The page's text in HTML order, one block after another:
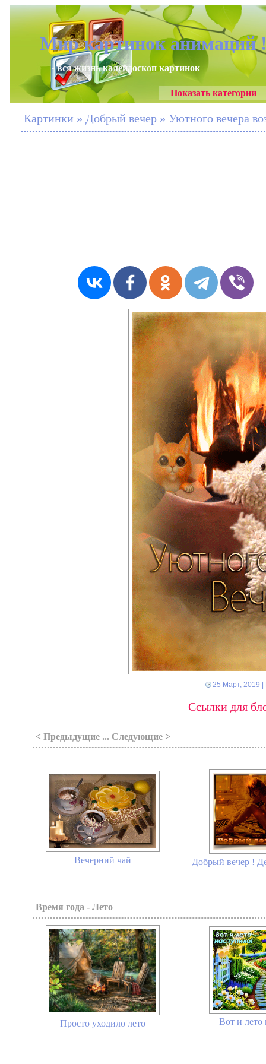
Мир картинок анимаций
- вся жизнь калейдоскоп картинок
Показать категории
Картинки » Добрый вечер » Уютного вечера
25 Март, 2019
Ссылки для
< Предыдущие ... Следующие >
Вечерний чай Добрый вечер !
Время года - Лето
Просто уходило лето Вот и лето